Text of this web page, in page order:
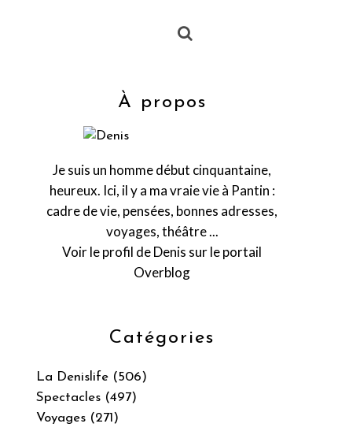
Catégories
La Denislife (506)
Spectacles (497)
Voyages (271)
À propos
Je suis un homme début cinquantaine,
heureux. Ici, il y a ma vraie vie à Pantin :
cadre de vie, pensées, bonnes adresses,
voyages, théâtre ...
Voir le profil deDenis sur le portail
Overblog